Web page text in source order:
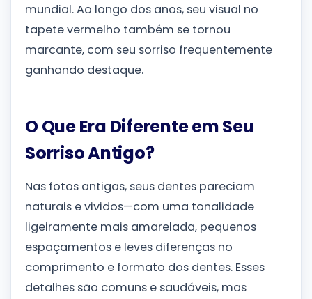
mundial. Ao longo dos anos, seu visual no
tapete vermelho também se tornou
marcante, com seu sorriso frequentemente
ganhando destaque.
O Que Era Diferente em Seu
Sorriso Antigo?
Nas fotos antigas, seus dentes pareciam
naturais e vividos—com uma tonalidade
ligeiramente mais amarelada, pequenos
espaçamentos e leves diferenças no
comprimento e formato dos dentes. Esses
detalhes são comuns e saudáveis, mas